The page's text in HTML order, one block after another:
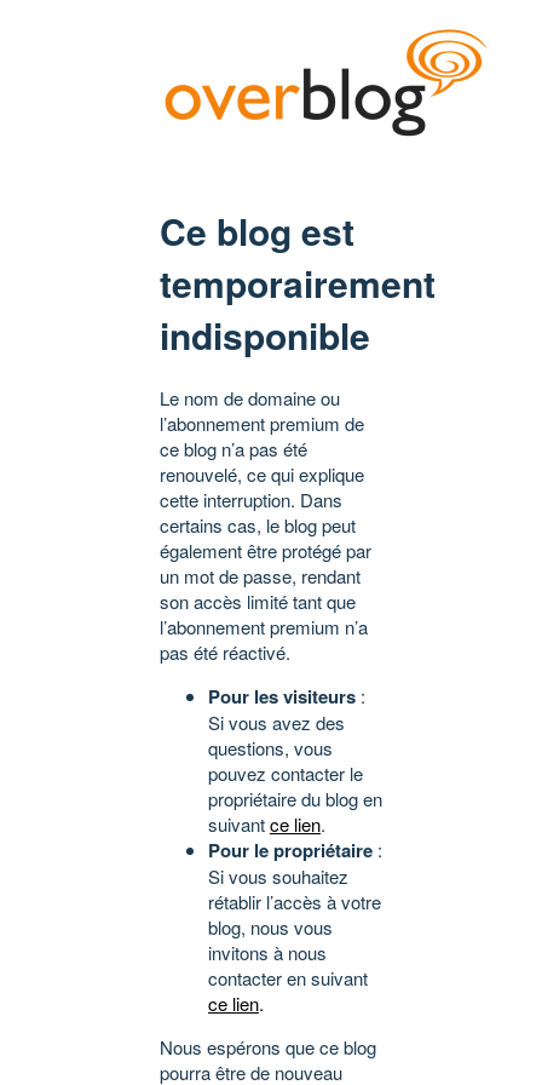
Ce blog est
temporairement
indisponible
Le nom de domaine ou
l’abonnement premium de
ce blog n’a pas été
renouvelé, ce qui explique
cette interruption. Dans
certains cas, le blog peut
également être protégé par
un mot de passe, rendant
son accès limité tant que
l’abonnement premium n’a
pas été réactivé.
Pour les visiteurs :
Si vous avez des
questions, vous
pouvez contacter le
propriétaire du blog en
suivantce lien.
Pour le propriétaire :
Si vous souhaitez
rétablir l’accès à votre
blog, nous vous
invitons à nous
contacter en suivant
ce lien.
Nous espérons que ce blog
pourra être de nouveau